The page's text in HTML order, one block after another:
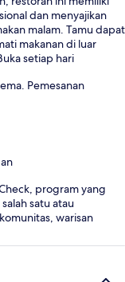
dan menyajikan
malam. Tamu dapat
makanan di luar
setiap hari
Pemesanan
program yang
satu atau
warisan